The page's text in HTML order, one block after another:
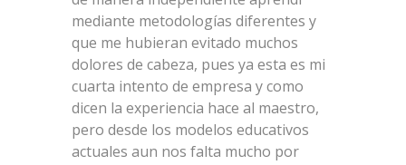
mediante metodologías diferentes y
que me hubieran evitado muchos
dolores de cabeza, pues ya esta es mi
cuarta intento de empresa y como
dicen la experiencia hace al maestro,
pero desde los modelos educativos
actuales aun nos falta mucho por